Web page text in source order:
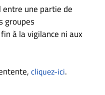
une partie de
groupes
à la vigilance ni aux
cliquez-ici.